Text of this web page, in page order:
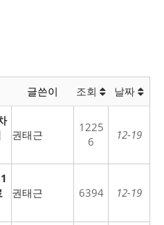
글쓴이 조회 날짜
권태근
1225
6
12-19
권태근 6394 12-19